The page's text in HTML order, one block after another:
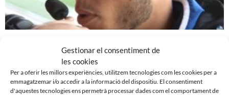
Gestionar el consentiment de
les cookies
Per a oferir les millors experiències, utilitzem tecnologies com les cookies per a
emmagatzemar i/o accedir a la informació del dispositiu. El consentiment
d'aquestes tecnologies ens permetrà processar dades com el comportament de
REACCIONS DESPRÉS DE LA DERROTA CONTRA EL
VALENCIA MESTALLA
21 de desembre de 2015
Leer más »